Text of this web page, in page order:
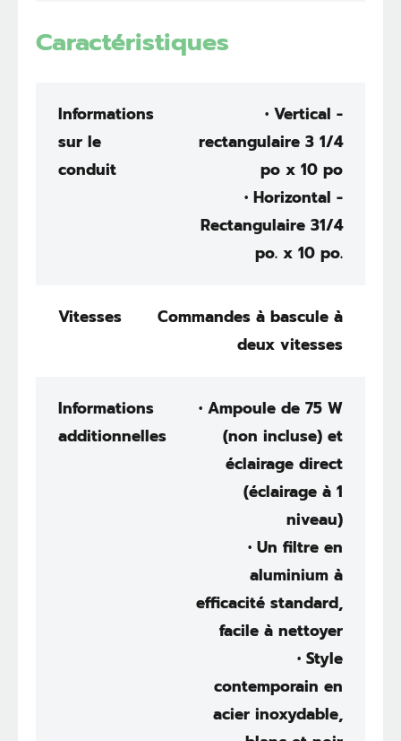
Caractéristiques
Informations
sur le
conduit
• Vertical -
rectangulaire 3 1/4
po x 10 po
• Horizontal -
Rectangulaire 31/4
po. x 10 po.
Vitesses
Commandes à bascule à
deux vitesses
Informations
additionnelles
• Ampoule de 75 W
(non incluse) et
éclairage direct
(éclairage à 1
niveau)
• Un filtre en
aluminium à
efficacité standard,
facile à nettoyer
• Style
contemporain en
acier inoxydable,